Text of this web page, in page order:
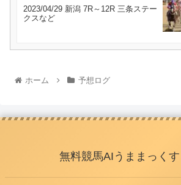
2023/04/29 新潟 7R～12R 三条ステー
クスなど
ホーム 予想ログ
無料競馬AIうままっく